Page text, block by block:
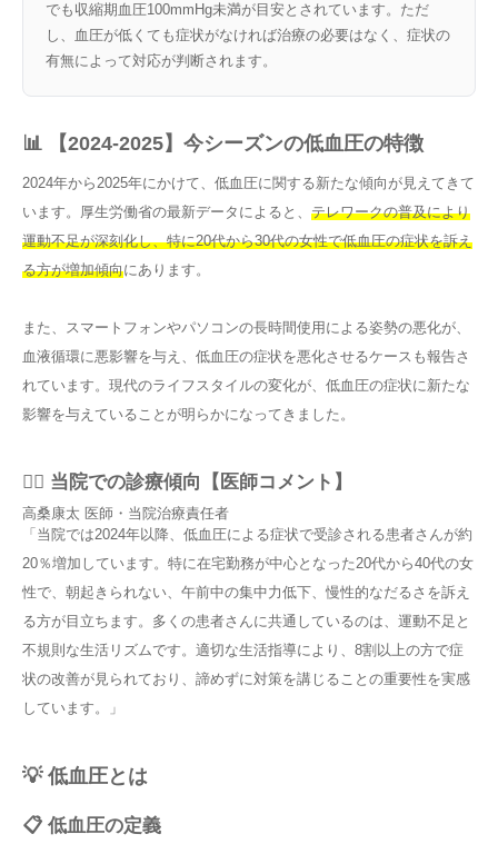
でも収縮期血圧100mmHg未満が目安とされています。ただ
し、血圧が低くても症状がなければ治療の必要はなく、症状の
有無によって対応が判断されます。
📊 【2024-2025】今シーズンの低血圧の特徴
2024年から2025年にかけて、低血圧に関する新たな傾向が見えてきて
います。厚生労働省の最新データによると、 テレワークの普及により
運動不足が深刻化し、特に20代から30代の女性で低血圧の症状を訴え
る方が増加傾向にあります。
また、スマートフォンやパソコンの長時間使用による姿勢の悪化が、
血液循環に悪影響を与え、低血圧の症状を悪化させるケースも報告さ
れています。現代のライフスタイルの変化が、低血圧の症状に新たな
影響を与えていることが明らかになってきました。
👨‍⚕️ 当院での診療傾向【医師コメント】
高桑康太 医師・当院治療責任者
「当院では2024年以降、低血圧による症状で受診される患者さんが約
20％増加しています。特に在宅勤務が中心となった20代から40代の女
性で、朝起きられない、午前中の集中力低下、慢性的なだるさを訴え
る方が目立ちます。多くの患者さんに共通しているのは、運動不足と
不規則な生活リズムです。適切な生活指導により、8割以上の方で症
状の改善が見られており、諦めずに対策を講じることの重要性を実感
しています。」
💡 低血圧とは
📋 低血圧の定義